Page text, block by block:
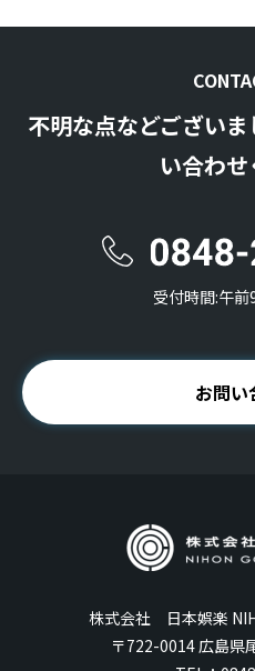
不明な点などござい
い合わ
受付時間:午
お問い
株式会社 日本娯楽
〒722-0014 広島県